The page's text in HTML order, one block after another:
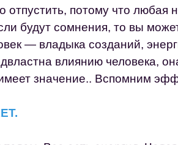
отпустить, потому что любая
будут сомнения, то вы
— владыка созданий,
влиянию человека,
значение.. Вспомним